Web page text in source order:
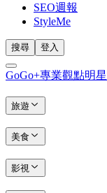
SEO週報
StyleMe
搜尋 登入
GoGo+專業觀點明星
旅遊
美食
影視